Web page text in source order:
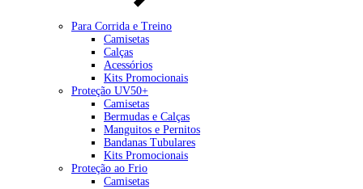
Para Corrida e Treino
Camisetas
Calças
Acessórios
Kits Promocionais
Proteção UV50+
Camisetas
Bermudas e Calças
Manguitos e Pernitos
Bandanas Tubulares
Kits Promocionais
Proteção ao Frio
Camisetas